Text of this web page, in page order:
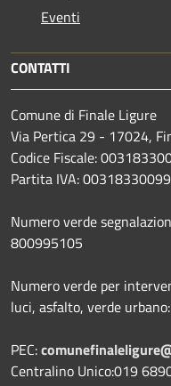
Eventi
CONTATTI
Comune di Finale Ligure
Via Pertica 29 - 17024,
Codice Fiscale:
Partita IVA: 00318330099
Numero verde
800995105
Numero verde per
luci, asfalto, verde
PEC:
Centralino Unico:019